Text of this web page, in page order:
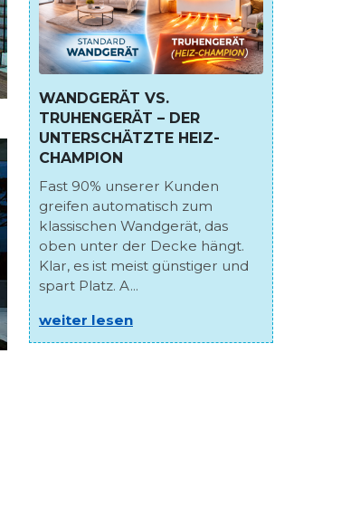
WANDGERÄT VS.
TRUHENGERÄT – DER
UNTERSCHÄTZTE HEIZ-
CHAMPION
Fast 90% unserer Kunden
greifen automatisch zum
klassischen Wandgerät, das
oben unter der Decke hängt.
Klar, es ist meist günstiger und
spart Platz. A...
weiter lesen